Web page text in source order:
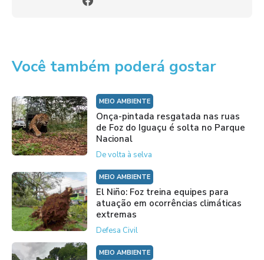
Você também poderá gostar
MEIO AMBIENTE
Onça-pintada resgatada nas ruas
de Foz do Iguaçu é solta no Parque
Nacional
De volta à selva
MEIO AMBIENTE
El Niño: Foz treina equipes para
atuação em ocorrências climáticas
extremas
Defesa Civil
MEIO AMBIENTE